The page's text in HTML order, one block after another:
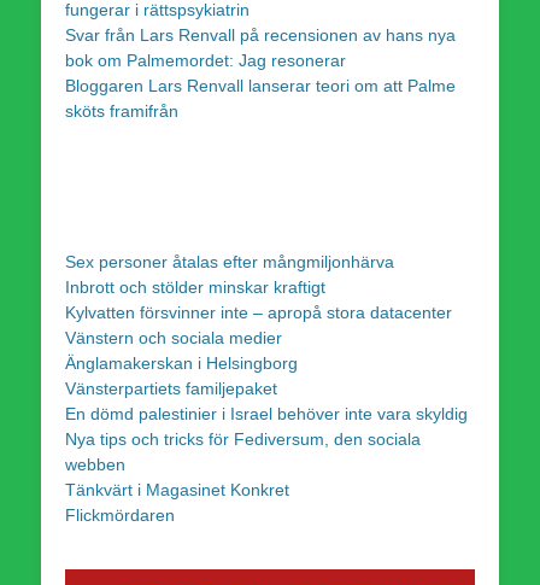
fungerar i rättspsykiatrin
Svar från Lars Renvall på recensionen av hans nya
bok om Palmemordet: Jag resonerar
Bloggaren Lars Renvall lanserar teori om att Palme
sköts framifrån
Sex personer åtalas efter mångmiljonhärva
Inbrott och stölder minskar kraftigt
Kylvatten försvinner inte – apropå stora datacenter
Vänstern och sociala medier
Änglamakerskan i Helsingborg
Vänsterpartiets familjepaket
En dömd palestinier i Israel behöver inte vara skyldig
Nya tips och tricks för Fediversum, den sociala
webben
Tänkvärt i Magasinet Konkret
Flickmördaren